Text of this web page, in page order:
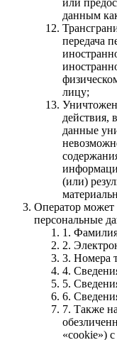
данным
передача
лицу;
действия,
данные
(или)
Оператор может
персональные
1.
2.
3. Номера
4.
5.
6.
7. Также
«cookie»)